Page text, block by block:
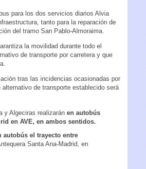
para los dos servicios diarios Alvia
tanto para la reparación de
del tramo San Pablo-Almoraima.
la movilidad durante todo el
de transporte por carretera y que
tras las incidencias ocasionadas por
de transporte establecido será
y Algeciras realizaránen autobús
en AVE, en ambos sentidos.
autobús el trayecto entre
Santa Ana-Madrid, en